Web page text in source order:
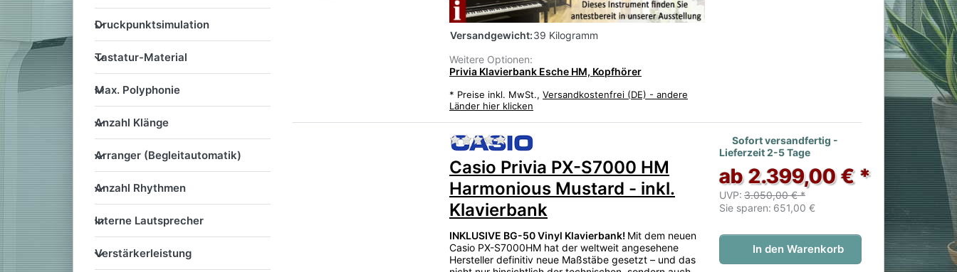
Druckpunktsimulation
Druckpunktsimulation
Tastatur-Material
Tastatur-Material
Max. Polyphonie
Max. Polyphonie
Anzahl Klänge
Anzahl Klänge
Arranger (Begleitautomatik)
Arranger (Begleitautomatik)
Anzahl Rhythmen
Anzahl Rhythmen
Interne Lautsprecher
Interne Lautsprecher
Verstärkerleistung
Verstärkerleistung
Versandgewicht:39 Kilogramm
Weitere Optionen:
Privia Klavierbank Esche HM, Kopfhörer
* Preise inkl. MwSt., Versandkostenfrei (DE) - andere
Länder hier klicken
Zu diesem Produkt liegen noch keine Bewertungen vor.
Casio Privia PX-S7000 HM
Harmonious Mustard - inkl.
Klavierbank
INKLUSIVE BG-50 Vinyl Klavierbank! Mit dem neuen
Casio PX-S7000HM hat der weltweit angesehene
Hersteller definitiv neue Maßstäbe gesetzt – und das
Sofort versandfertig -
Lieferzeit 2-5 Tage
ab 2.399,00 € *
UVP: 3.050,00 € *
Sie sparen: 651,00 €
In den Warenkorb